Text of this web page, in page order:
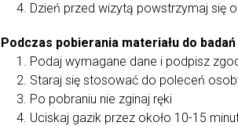
4. Dzień przed wizytą powstrzymaj się
Podczas pobierania materiału do badań
1. Podaj wymagane dane i podpisz
2. Staraj się stosować do poleceń
3. Po pobraniu nie zginaj ręki
4. Uciskaj gazik przez około 10-15